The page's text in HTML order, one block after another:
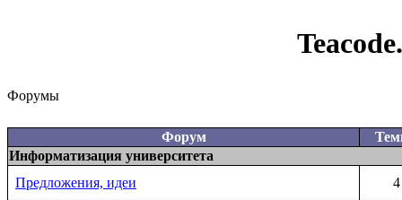
Форумы
Форум
Информатизация университета
Предложения, идеи
4